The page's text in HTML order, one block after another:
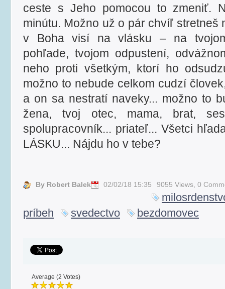
ceste s Jeho pomocou to zmeniť.
minútu. Možno už o pár chvíľ stretneš
v Boha visí na vlásku – na
pohľade, tvojom odpustení,
neho proti všetkým, ktorí ho
možno to nebude celkom cudzí
a on sa nestratí naveky... možno to
žena, tvoj otec, mama, brat,
spolupracovník... priateľ... Všetci
LÁSKU... Nájdu ho v tebe?
By Robert Balek 02/02/18 15:35 9055 Views, 0
príbeh
svedectvo bezdomovec
Average (2 Votes)